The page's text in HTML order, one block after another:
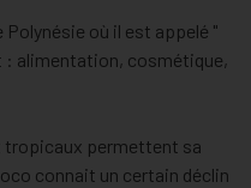
Polynésie où il est appelé "
: alimentation, cosmétique,
tropicaux permettent sa
connait un certain déclin